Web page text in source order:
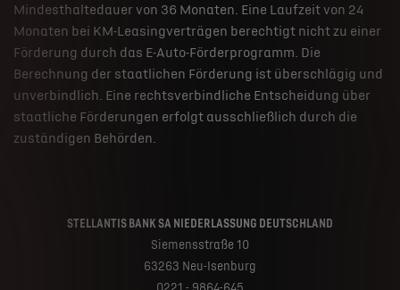
Mindesthaltedauer von 36 Monaten. Eine Laufzeit von 24
Monaten bei KM-Leasingverträgen berechtigt nicht zu einer
Förderung durch das E-Auto-Förderprogramm. Die
Berechnung der staatlichen Förderung ist überschlägig und
unverbindlich. Eine rechtsverbindliche Entscheidung über
staatliche Förderungen erfolgt ausschließlich durch die
zuständigen Behörden.
STELLANTIS BANK SA NIEDERLASSUNG DEUTSCHLAND
Siemensstraße 10
63263 Neu-Isenburg